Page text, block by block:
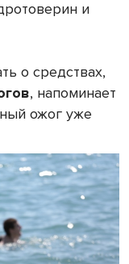
и
о средствах,
, напоминает
ожог уже